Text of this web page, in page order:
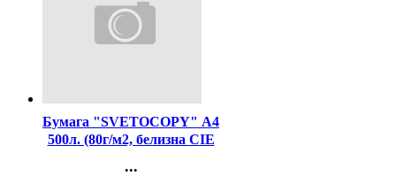
Бумага "SVETOCOPY" А4
500л. (80г/м2, белизна CIE
(Ст.5)
...